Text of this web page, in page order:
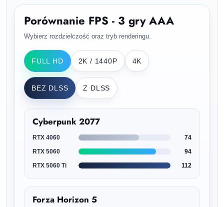
Porównanie FPS - 3 gry AAA
Wybierz rozdzielczość oraz tryb renderingu.
FULL HD 2K / 1440P 4K
BEZ DLSS Z DLSS
Cyberpunk 2077
RTX 4060
74
RTX 5060
94
RTX 5060 Ti
112
Forza Horizon 5